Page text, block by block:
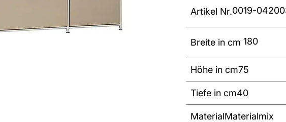
Artikel Nr.0019-
Breite in cm 180
Höhe in cm75
Tiefe in cm40
MaterialMaterialmix